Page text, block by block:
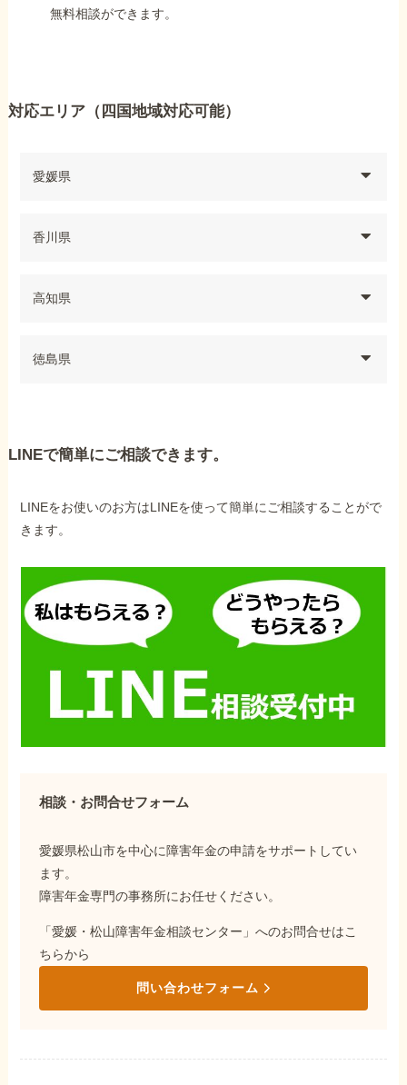
無料相談ができます。
対応エリア（四国地域対応可能）
愛媛県
香川県
高知県
徳島県
LINEで簡単にご相談できます。
LINEをお使いのお方はLINEを使って簡単にご相談することがで
きます。
相談・お問合せフォーム
愛媛県松山市を中心に障害年金の申請をサポートしてい
ます。
障害年金専門の事務所にお任せください。
「愛媛・松山障害年金相談センター」へのお問合せはこ
ちらから
問い合わせフォーム